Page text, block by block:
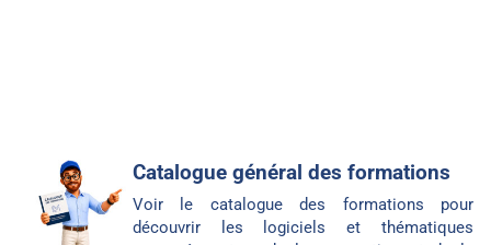
Catalogue général des formations
Voir le catalogue des formations pour
découvrir les logiciels et thématiques